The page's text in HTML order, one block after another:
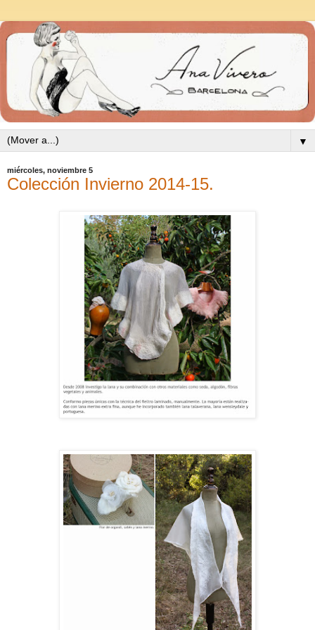
▼
miércoles, noviembre 5
Colección Invierno 2014-15.